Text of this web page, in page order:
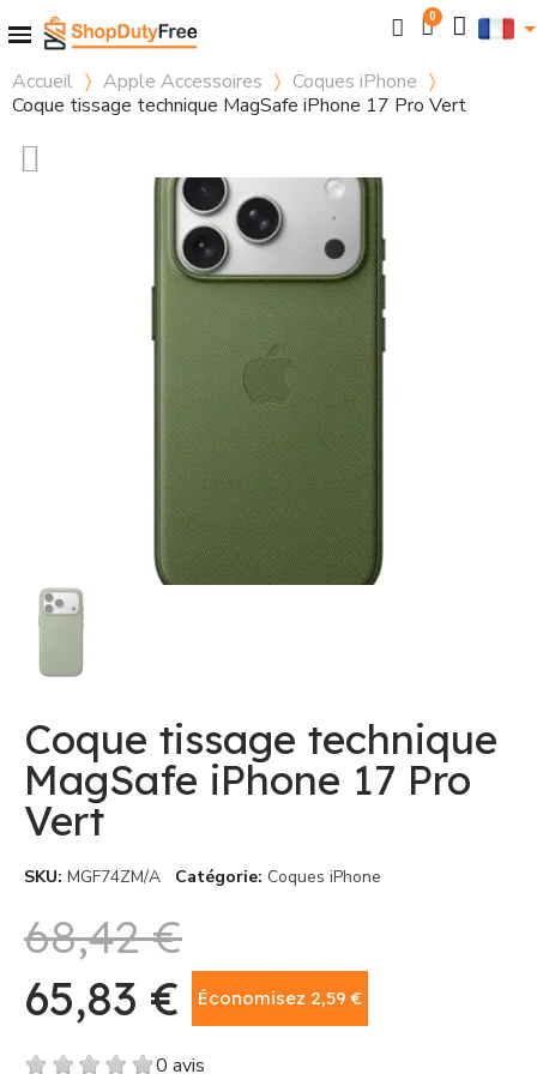
Accueil Apple Accessoires
Coques iPhone
Coque tissage technique MagSafe iPhone 17 Pro Vert
Coque tissage technique
MagSafe iPhone 17 Pro
Vert
SKU MGF74ZM/A Catégorie Coques iPhone
68,42 €
65,83 €
Économisez 2,59 €
0 avis